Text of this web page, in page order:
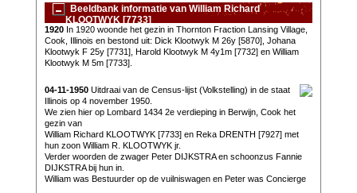
Beeldbank informatie van William Richard
KLOOTWYK [7733]
1920In 1920 woonde het gezin in Thornton Fraction Lansing Village,
Cook, Illinois en bestond uit: Dick Klootwyk M 26y [5870], Johana
Klootwyk F 25y [7731], Harold Klootwyk M 4y1m [7732] en William
Klootwyk M 5m [7733].
04-11-1950 Uitdraai van de Census-lijst (Volkstelling) in de staat
Illinois op 4 november 1950.
We zien hier op Lombard 1434 2e verdieping in Berwijn, Cook het
gezin van
William Richard KLOOTWYK [7733] en Reka DRENTH [7927] met
hun zoon William R. KLOOTWYK jr.
Verder woorden de zwager Peter DIJKSTRA en schoonzus Fannie
DIJKSTRA bij hun in.
William was Bestuurder op de vuilniswagen en Peter was Concierge